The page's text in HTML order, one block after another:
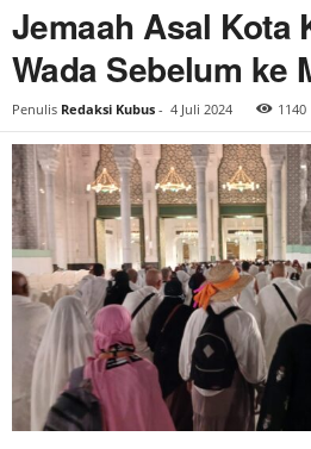
Jemaah Asal Kota
Wada Sebelum ke
Penulis Redaksi Kubus - 4 Juli 2024 1140